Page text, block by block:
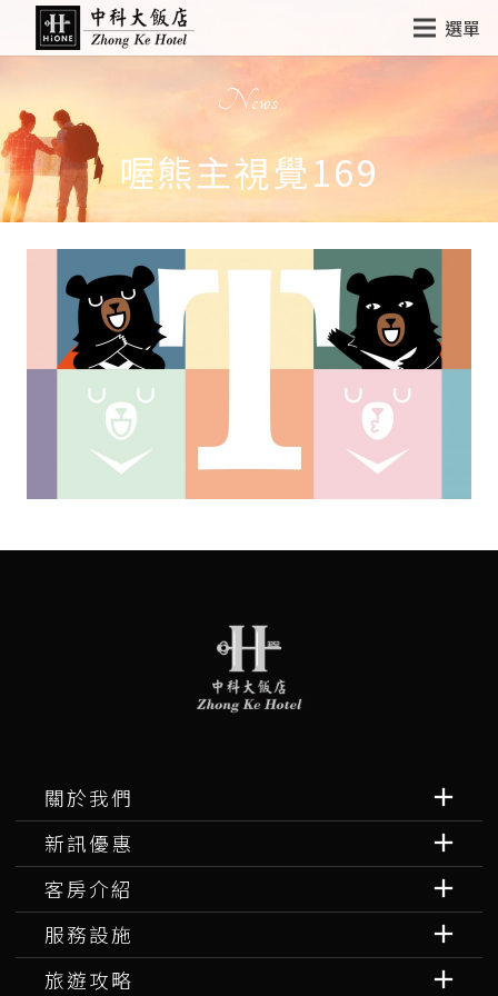
選單
News
喔熊主視覺169
關於我們
新訊優惠
客房介紹
服務設施
旅遊攻略